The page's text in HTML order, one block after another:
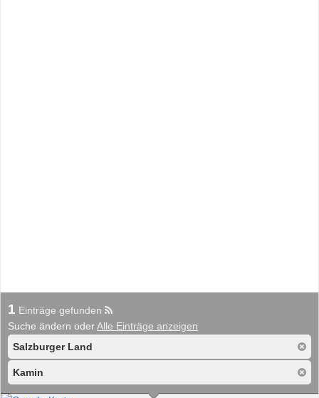
1 Einträge gefunden
Suche ändern oderAlle Einträge anzeigen
Salzburger Land
Kamin